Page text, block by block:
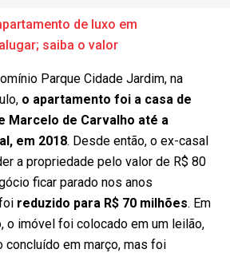
de luxo em
saiba o valor
Parque Cidade Jardim, na
o apartamento foi a casa de
Marcelo de Carvalho até a
em 2018. Desde então, o ex-casal
a propriedade pelo valor de R$ 80
ficar parado nos anos
reduzido para R$ 70 milhões. Em
o imóvel foi colocado em um leilão,
concluído em março, mas foi